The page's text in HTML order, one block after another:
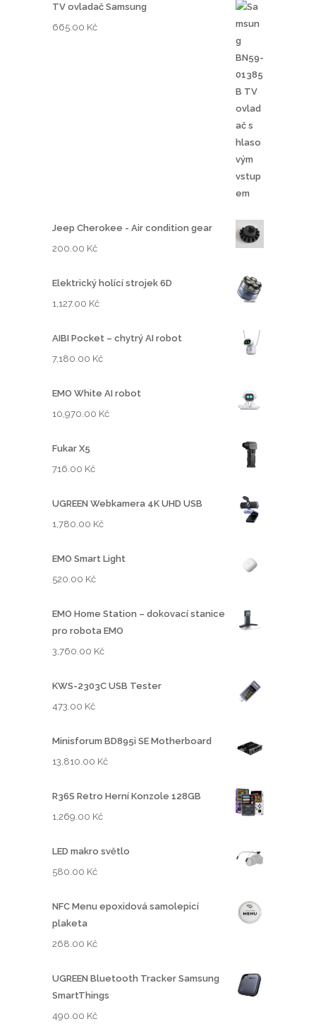
TV ovladač Samsung
665.00 Kč
Jeep Cherokee - Air condition gear
200.00 Kč
Elektrický holící strojek 6D
1,127.00 Kč
AIBI Pocket – chytrý AI robot
7,180.00 Kč
EMO White AI robot
10,970.00 Kč
Fukar X5
716.00 Kč
UGREEN Webkamera 4K UHD USB
1,780.00 Kč
EMO Smart Light
520.00 Kč
EMO Home Station – dokovací stanice
pro robota EMO
3,760.00 Kč
KWS-2303C USB Tester
473.00 Kč
Minisforum BD895i SE Motherboard
13,810.00 Kč
R36S Retro Herní Konzole 128GB
1,269.00 Kč
LED makro světlo
580.00 Kč
NFC Menu epoxidová samolepicí
plaketa
268.00 Kč
UGREEN Bluetooth Tracker Samsung
SmartThings
490.00 Kč